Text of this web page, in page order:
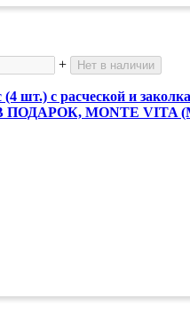
+ Нет в наличии
(4 шт.) с расческой и
MONTE VITA